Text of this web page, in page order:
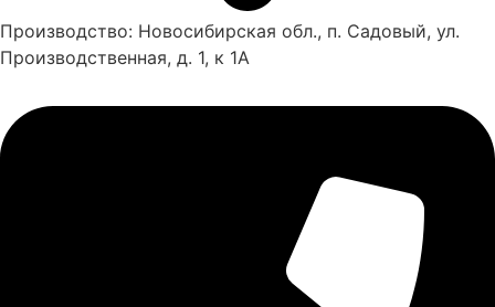
Производство: Новосибирская обл., п. Садовый, ул.
Производственная, д. 1, к 1А